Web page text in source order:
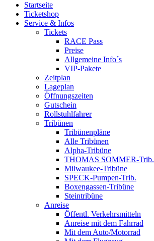
Startseite
Ticketshop
Service & Infos
Tickets
RACE Pass
Preise
Allgemeine Info´s
VIP-Pakete
Zeitplan
Lageplan
Öffnungszeiten
Gutschein
Rollstuhlfahrer
Tribünen
Tribünenpläne
Alle Tribünen
Alpha-Tribüne
THOMAS SOMMER-Trib.
Milwaukee-Tribüne
SPECK-Pumpen-Trib.
Boxengassen-Tribüne
Steintribüne
Anreise
Öffentl. Verkehrsmitteln
Anreise mit dem Fahrrad
Mit dem Auto/Motorrad